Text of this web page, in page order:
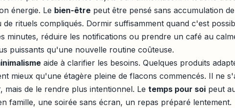
énergie. Le bien-être peut être pensé sans accumulation de
rituels compliqués. Dormir suffisamment quand c'est
minutes, réduire les notifications ou prendre un café au
puissants qu'une nouvelle routine coûteuse.
aide à clarifier les besoins. Quelques produits
mieux qu'une étagère pleine de flacons commencés. Il ne
mais de le rendre plus intentionnel. Le temps pour soi peut
famille, une soirée sans écran, un repas préparé lentement.